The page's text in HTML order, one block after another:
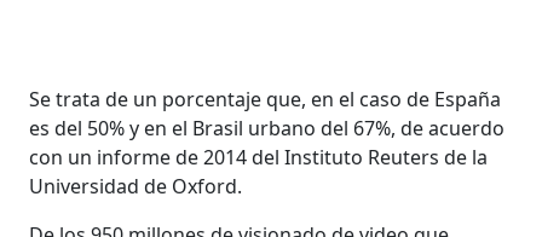
Se trata de un porcentaje que, en el caso de España
es del 50% y en el Brasil urbano del 67%, de acuerdo
con un informe de 2014 del Instituto Reuters de la
Universidad de Oxford.